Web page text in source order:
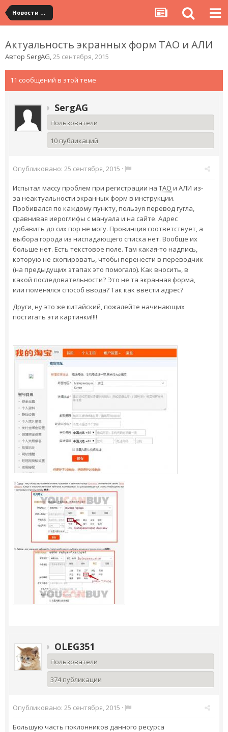
Новости сервиса
Актуальность экранных форм ТАО и АЛИ
Автор SergAG,25 сентября, 2015
11 сообщений в этой теме
SergAG
Пользователи
10 публикаций
Опубликовано: 25 сентября, 2015 ·
Испытал массу проблем при регистрации на ТАО и АЛИ из-
за неактуальности экранных форм в инструкции.
Пробивался по каждому пункту, пользуя перевод гугла,
сравнивая иероглифы с мануала и на сайте. Адрес
добавить до сих пор не могу. Провинция соответствует, а
выбора города из ниспадающего списка нет. Вообще их
больше нет. Есть текстовое поле. Там какая-то надпись,
которую не скопировать, чтобы перенести в переводчик
(на предыдущих этапах это помогало). Как вносить, в
какой последовательности? Это не та экранная форма,
или поменялся способ ввода? Так как ввести адрес?
Други, ну это же китайский, пожалейте начинающих
постигать эти картинки!!!!
OLEG351
Пользователи
374 публикации
Опубликовано: 25 сентября, 2015 ·
Большую часть поклонников данного ресурса